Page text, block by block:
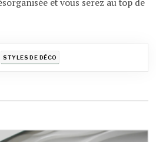
STYLES DE DÉCO